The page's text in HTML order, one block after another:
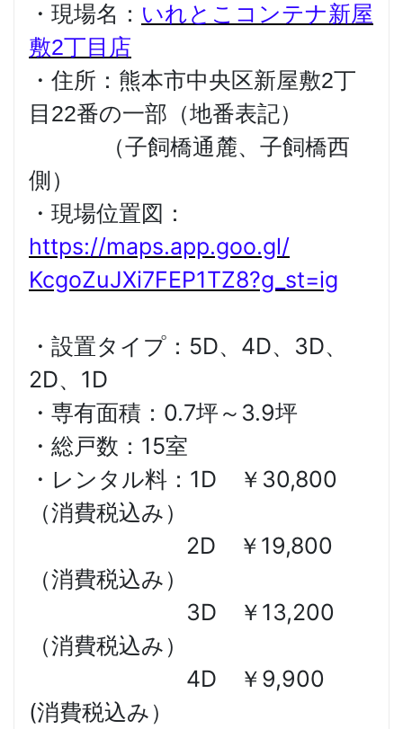
・現場名： いれとこコンテナ新屋
敷2丁目店
・住所：熊本市中央区新屋敷2丁
目22番の一部（地番表記）
（子飼橋通麓、子飼橋西
側）
・現場位置図：
https://maps.app.goo.gl/
KcgoZuJXi7FEP1TZ8?g_st=ig
・設置タイプ：5D、4D、3D、
2D、1D
・専有面積：0.7坪～3.9坪
・総戸数：15室
・レンタル料：1D ￥30,800
（消費税込み）
2D ￥19,800
（消費税込み）
3D ￥13,200
（消費税込み）
4D ￥9,900
(消費税込み）